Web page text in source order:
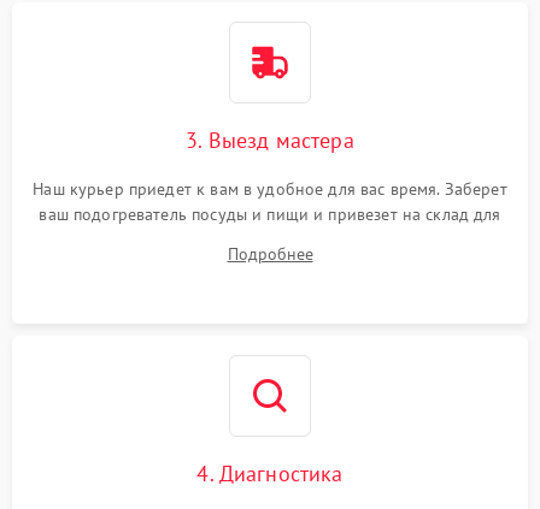
3. Выезд мастера
Наш курьер приедет к вам в удобное для вас время. Заберет
ваш подогреватель посуды и пищи и привезет на склад для
Подробнее
4. Диагностика